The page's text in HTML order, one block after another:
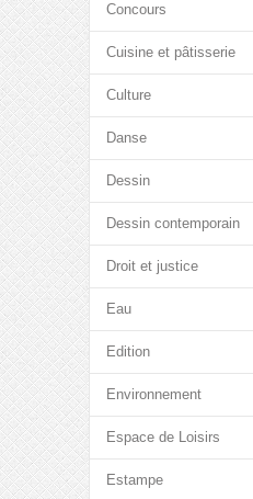
Concours
Cuisine et pâtisserie
Culture
Danse
Dessin
Dessin contemporain
Droit et justice
Eau
Edition
Environnement
Espace de Loisirs
Estampe